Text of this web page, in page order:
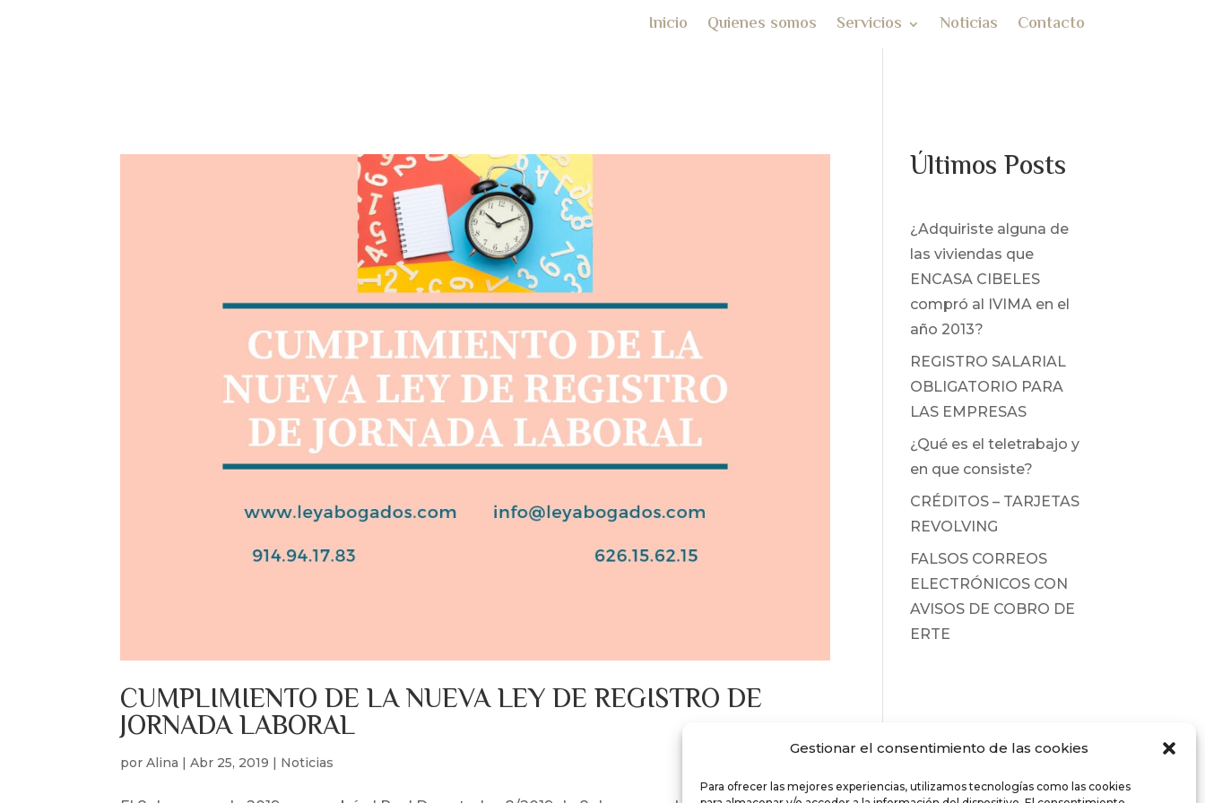
Gestionar el consentimiento de las cookies
Para ofrecer las mejores experiencias, utilizamos tecnologías como las cookies
Inicio Quienes somos Servicios Noticias Contacto
CUMPLIMIENTO DE LA NUEVA LEY DE REGISTRO DE
JORNADA LABORAL
porAlina |Abr 25, 2019 Noticias
Últimos Posts
¿Adquiriste alguna de
las viviendas que
ENCASA CIBELES
compró al IVIMA en el
año 2013?
REGISTRO SALARIAL
OBLIGATORIO PARA
LAS EMPRESAS
¿Qué es el teletrabajo y
en que consiste?
CRÉDITOS – TARJETAS
REVOLVING
FALSOS CORREOS
ELECTRÓNICOS CON
AVISOS DE COBRO DE
ERTE